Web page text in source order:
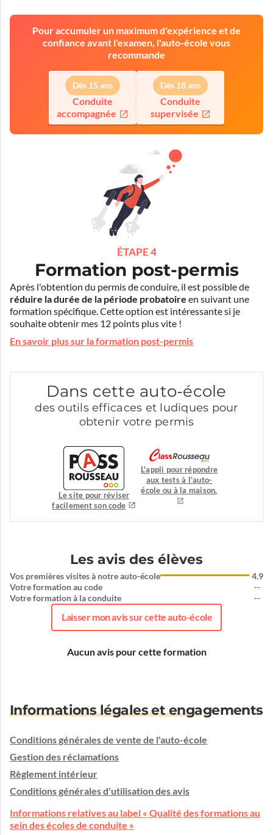
Pour accumuler un maximum d'expérience et de
confiance avant l'examen, l'auto-école vous
recommande
Dès 15 ans
Conduite
accompagnée
Dès 18 ans
Conduite
supervisée
ÉTAPE 4
Formation post-permis
Après l'obtention du permis de conduire, il est possible de
réduire la durée de la période probatoire en suivant une
formation spécifique. Cette option est intéressante si je
souhaite obtenir mes 12 points plus vite !
En savoir plus sur la formation post-permis
Dans cette auto-école
des outils efficaces et ludiques pour
obtenir votre permis
Le site pour réviser
facilement son code
L'appli pour répondre
aux tests à l'auto-
école ou à la maison.
Les avis des élèves
Vos premières visites à notre auto-école
Votre formation au code
Votre formation à la conduite
4.9
--
--
Laisser mon avis sur cette auto-école
Aucun avis pour cette formation
Informations légales et engagements
Conditions générales de vente de l'auto-école
Gestion des réclamations
Règlement intérieur
Conditions générales d'utilisation des avis
Informations relatives au label « Qualité des formations au
sein des écoles de conduite »